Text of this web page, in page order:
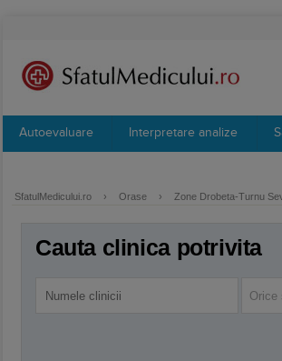
Autoevaluare Interpretare analize
SfatulMedicului.ro › Orase › Zone Drobeta-Turnu
Cauta clinica potrivita
Orice